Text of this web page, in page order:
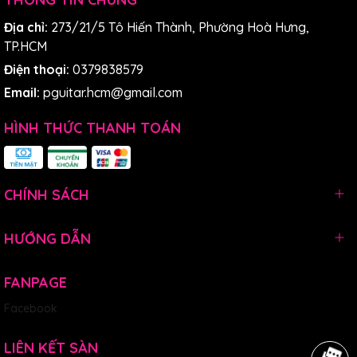
lượng và được chế tạo cẩn thận này. Washburn kết hợp
xây dựng chất lượng với vật liệu cao cấp để tạo ra những
công cụ sẵn sàng biểu diễn trên mọi sân khấu.
Địa chỉ: 273/21/5 Tô Hiến Thành, Phường Hoà Hưng,
TP.HCM
Điện thoại: 0379838579
Email: pguitar.hcm@gmail.com
HÌNH THỨC THANH TOÁN
CHÍNH SÁCH
HƯỚNG DẪN
FANPAGE
Facebook
LIÊN KẾT SÀN